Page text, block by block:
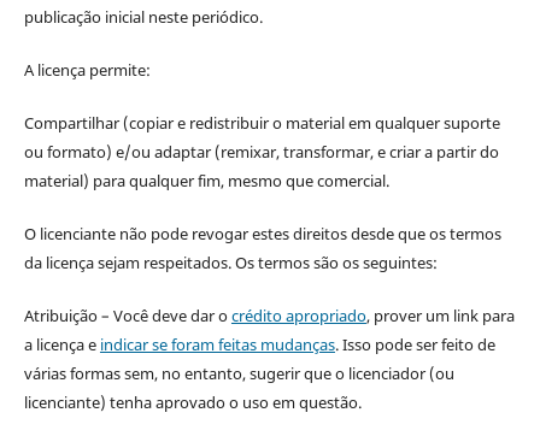
publicação inicial neste periódico.
A licença permite:
Compartilhar (copiar e redistribuir o material em qualquer suporte
ou formato) e/ou adaptar (remixar, transformar, e criar a partir do
material) para qualquer fim, mesmo que comercial.
O licenciante não pode revogar estes direitos desde que os termos
da licença sejam respeitados. Os termos são os seguintes:
Atribuição – Você deve dar ocrédito apropriado, prover um link para
a licença e indicar se foram feitas mudanças. Isso pode ser feito de
várias formas sem, no entanto, sugerir que o licenciador (ou
licenciante) tenha aprovado o uso em questão.